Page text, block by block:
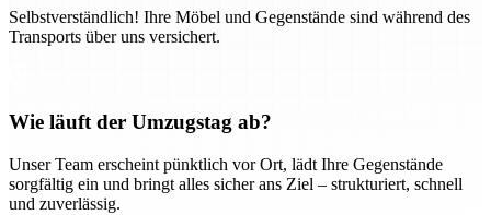
Selbstverständlich! Ihre Möbel und Gegenstände sind während des
Transports über uns versichert.
Wie läuft der Umzugstag ab?
Unser Team erscheint pünktlich vor Ort, lädt Ihre Gegenstände
sorgfältig ein und bringt alles sicher ans Ziel – strukturiert, schnell
und zuverlässig.